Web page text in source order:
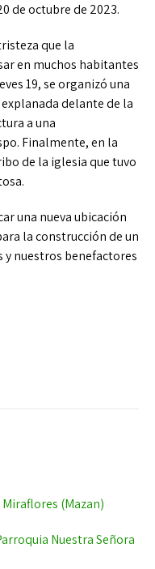
de octubre de 2023.
que la
en muchos habitantes
19, se organizó una
delante de la
a una
Finalmente, en la
de la iglesia que tuvo
una nueva ubicación
la construcción de un
y nuestros benefactores
(Mazan)
Nuestra Señora